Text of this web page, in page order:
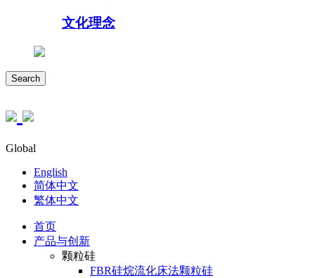
文化理念
Search
Global
English
简体中文
繁体中文
首页
产品与创新
颗粒硅
FBR硅烷流化床法颗粒硅